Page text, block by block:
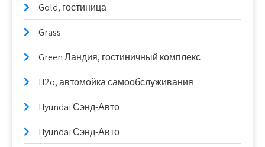
Gold, гостиница
Grass
Green Ландия, гостиничный комплекс
H2o, автомойка самообслуживания
Hyundai Сэнд-Авто
Hyundai Сэнд-Авто